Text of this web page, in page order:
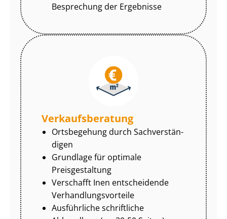
Besprechung der Ergebnisse
Ver­kaufs­be­ra­tung
Ortsbegehung durch Sach­ver­stän­
di­gen
Grundlage für optimale
Preisgestaltung
Verschafft Inen entscheidende
Ver­hand­lungs­vor­tei­le
Ausführliche schriftliche